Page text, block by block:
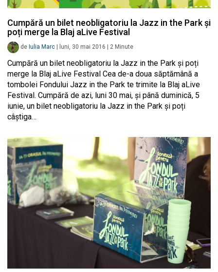
Cumpără un bilet neobligatoriu la Jazz in the Park și
poți merge la Blaj aLive Festival
de Iulia Marc luni, 30 mai 2016 2 Minute
Cumpără un bilet neobligatoriu la Jazz in the Park și poți
merge la Blaj aLive Festival Cea de-a doua săptămână a
tombolei Fondului Jazz in the Park te trimite la Blaj aLive
Festival. Cumpără de azi, luni 30 mai, și până duminică, 5
iunie, un bilet neobligatoriu la Jazz in the Park și poți
câștiga…